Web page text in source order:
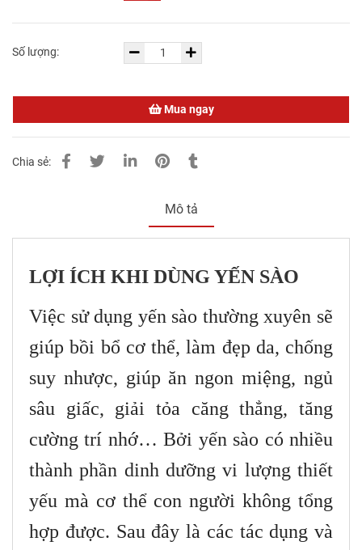
Số lượng:
Mua ngay
Chia sẻ:
Mô tả
LỢI ÍCH KHI DÙNG YẾN SÀO
Việc sử dụng yến sào thường xuyên sẽ
giúp bồi bổ cơ thể, làm đẹp da, chống
suy nhược, giúp ăn ngon miệng, ngủ
sâu giấc, giải tỏa căng thẳng, tăng
cường trí nhớ… Bởi yến sào có nhiều
thành phần dinh dưỡng vi lượng thiết
yếu mà cơ thể con người không tổng
hợp được. Sau đây là các tác dụng và